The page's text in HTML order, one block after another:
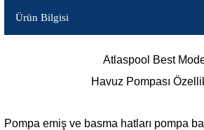
Ürün Bilgisi
Atlaspool Best
Havuz Pompası
Pompa emiş ve basma hatları pompa